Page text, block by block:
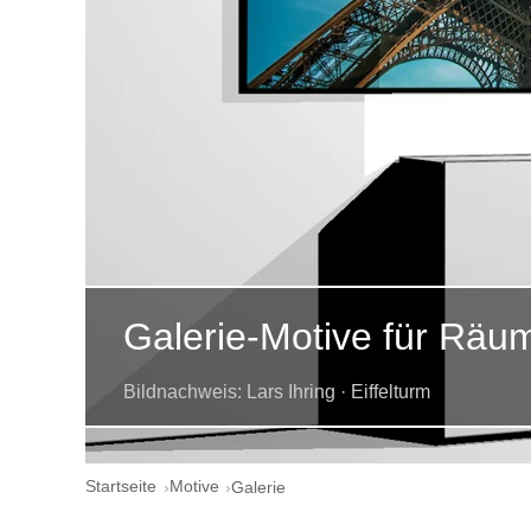
Galerie-Motive für
Bildnachweis: Lars Ihring · Eiffelturm
Startseite Motive Galerie